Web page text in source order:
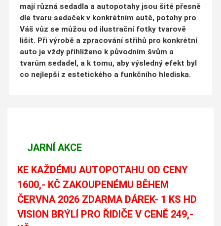
mají různá sedadla a autopotahy jsou šité přesně
dle tvaru sedaček v konkrétním autě, potahy pro
Váš vůz se můžou od ilustrační fotky tvarově
lišit. Při výrobě a zpracování střihů pro konkrétní
auto je vždy přihlíženo k původním švům a
tvarům sedadel, a k tomu, aby výsledný efekt byl
co nejlepší z estetického a funkčního hlediska.
JARNÍ AKCE
KE KAŽDÉMU AUTOPOTAHU OD CENY
1600,- KČ ZAKOUPENÉMU BĚHEM
ČERVNA 2026 ZDARMA DÁREK- 1 KS HD
VISION BRÝLÍ PRO ŘIDIČE V CENĚ 249,-